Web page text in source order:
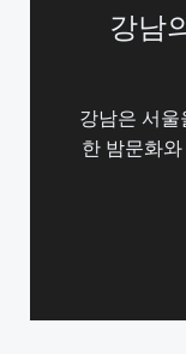
강남
강남은 서
한 밤문화